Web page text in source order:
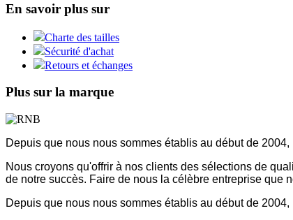
En savoir plus sur
Charte des tailles
Sécurité d'achat
Retours et échanges
Plus sur la marque
Depuis que nous nous sommes établis au début de
Nous croyons qu'offrir à nos clients des sélections de
de notre succès. Faire de nous la célèbre entreprise que
Depuis que nous nous sommes établis au début de